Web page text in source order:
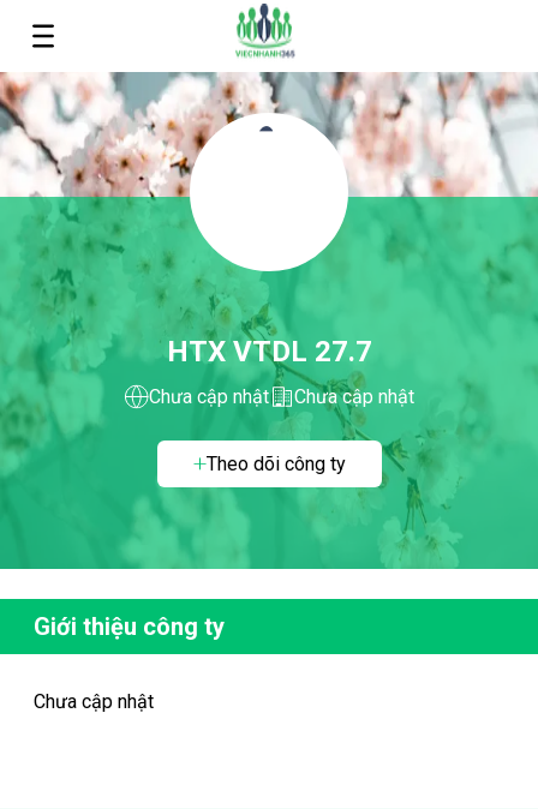
HTX VTDL 27.7
Chưa cập nhật Chưa cập nhật
Theo dõi công ty
Giới thiệu công ty
Chưa cập nhật